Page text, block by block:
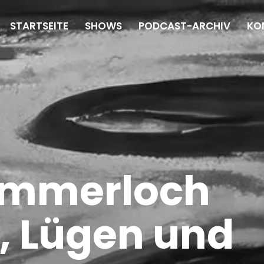
STARTSEITE SHOWS PODCAST-ARCHIV
Lügen und